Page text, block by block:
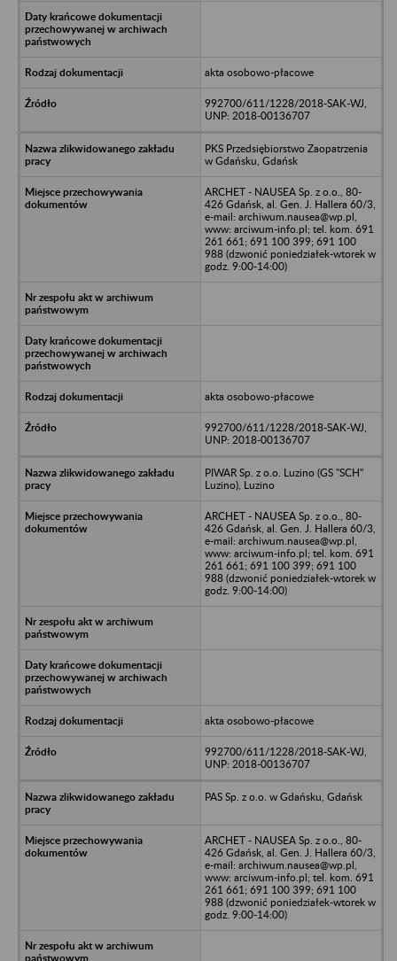
akta osobowo-płacowe
992700/611/1228/2018-SAK-WJ,
UNP: 2018-00136707
PKS Przedsiębiorstwo Zaopatrzenia
w Gdańsku, Gdańsk
ARCHET - NAUSEA Sp. z o.o., 80-
426 Gdańsk, al. Gen. J. Hallera 60/3,
e-mail: archiwum.nausea@wp.pl,
www: arciwum-info.pl; tel. kom. 691
261 661; 691 100 399; 691 100
988 (dzwonić poniedziałek-wtorek w
godz. 9:00-14:00)
akta osobowo-płacowe
992700/611/1228/2018-SAK-WJ,
UNP: 2018-00136707
PIWAR Sp. z o.o. Luzino (GS "SCH"
Luzino), Luzino
ARCHET - NAUSEA Sp. z o.o., 80-
426 Gdańsk, al. Gen. J. Hallera 60/3,
e-mail: archiwum.nausea@wp.pl,
www: arciwum-info.pl; tel. kom. 691
261 661; 691 100 399; 691 100
988 (dzwonić poniedziałek-wtorek w
godz. 9:00-14:00)
akta osobowo-płacowe
992700/611/1228/2018-SAK-WJ,
UNP: 2018-00136707
PAS Sp. z o.o. w Gdańsku, Gdańsk
ARCHET - NAUSEA Sp. z o.o., 80-
426 Gdańsk, al. Gen. J. Hallera 60/3,
e-mail: archiwum.nausea@wp.pl,
www: arciwum-info.pl; tel. kom. 691
261 661; 691 100 399; 691 100
988 (dzwonić poniedziałek-wtorek w
godz. 9:00-14:00)